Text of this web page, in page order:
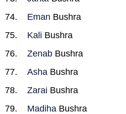
Eman Bushra
Kali Bushra
Zenab Bushra
Asha Bushra
Zarai Bushra
Madiha Bushra